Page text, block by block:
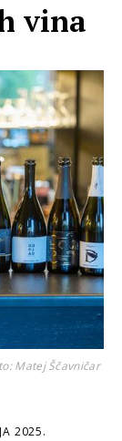
vina
Matej Ščavničar
2025.